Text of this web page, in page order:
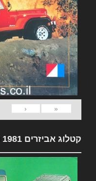
«
‹
קטלוג אביזרים 1981 Jeep